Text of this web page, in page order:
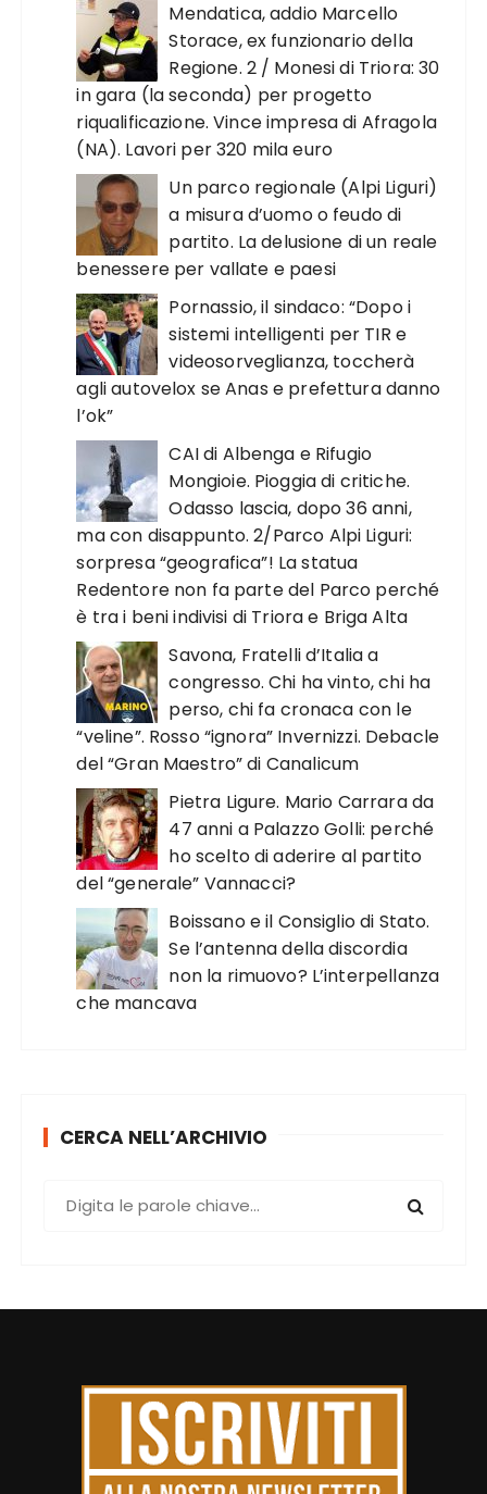
Mendatica, addio Marcello
Storace, ex funzionario della
Regione. 2 / Monesi di Triora: 30
in gara (la seconda) per progetto
riqualificazione. Vince impresa di Afragola
(NA). Lavori per 320 mila euro
Un parco regionale (Alpi Liguri)
a misura d’uomo o feudo di
partito. La delusione di un reale
benessere per vallate e paesi
Pornassio, il sindaco: “Dopo i
sistemi intelligenti per TIR e
videosorveglianza, toccherà
agli autovelox se Anas e prefettura danno
l’ok”
CAI di Albenga e Rifugio
Mongioie. Pioggia di critiche.
Odasso lascia, dopo 36 anni,
ma con disappunto. 2/Parco Alpi Liguri:
sorpresa “geografica”! La statua
Redentore non fa parte del Parco perché
è tra i beni indivisi di Triora e Briga Alta
Savona, Fratelli d’Italia a
congresso. Chi ha vinto, chi ha
perso, chi fa cronaca con le
“veline”. Rosso “ignora” Invernizzi. Debacle
del “Gran Maestro” di Canalicum
Pietra Ligure. Mario Carrara da
47 anni a Palazzo Golli: perché
ho scelto di aderire al partito
del “generale” Vannacci?
Boissano e il Consiglio di Stato.
Se l’antenna della discordia
non la rimuovo? L’interpellanza
che mancava
CERCA NELL’ARCHIVIO